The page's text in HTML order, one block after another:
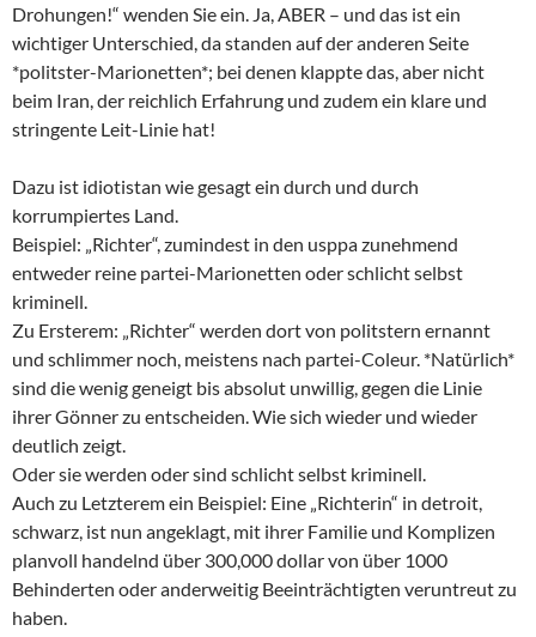
Drohungen!“ wenden Sie ein. Ja, ABER – und das ist ein
wichtiger Unterschied, da standen auf der anderen Seite
*politster-Marionetten*; bei denen klappte das, aber nicht
beim Iran, der reichlich Erfahrung und zudem ein klare und
stringente Leit-Linie hat!
Dazu ist idiotistan wie gesagt ein durch und durch
korrumpiertes Land.
Beispiel: „Richter“, zumindest in den usppa zunehmend
entweder reine partei-Marionetten oder schlicht selbst
kriminell.
Zu Ersterem: „Richter“ werden dort von politstern ernannt
und schlimmer noch, meistens nach partei-Coleur. *Natürlich*
sind die wenig geneigt bis absolut unwillig, gegen die Linie
ihrer Gönner zu entscheiden. Wie sich wieder und wieder
deutlich zeigt.
Oder sie werden oder sind schlicht selbst kriminell.
Auch zu Letzterem ein Beispiel: Eine „Richterin“ in detroit,
schwarz, ist nun angeklagt, mit ihrer Familie und Komplizen
planvoll handelnd über 300,000 dollar von über 1000
Behinderten oder anderweitig Beeinträchtigten veruntreut zu
haben.